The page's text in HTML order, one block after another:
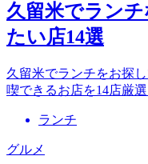
久留米でラン
たい店14選
久留米でランチをお探
喫できるお店を14店厳選
ランチ
グルメ